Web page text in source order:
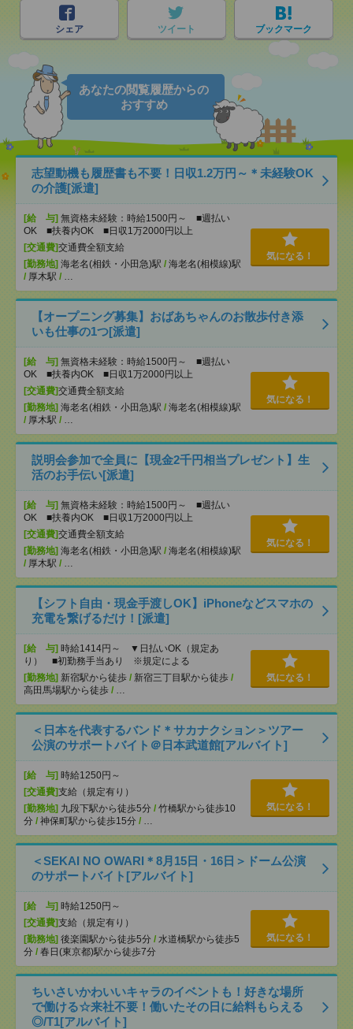
シェア ツイート ブックマーク
あなたの閲覧履歴からの
おすすめ
志望動機も履歴書も不要！日収1.2万円～＊未経験OK
の介護[派遣]
[給 与] 無資格未経験：時給1500円～ ■週払い
OK ■扶養内OK ■日収1万2000円以上
[交通費]交通費全額支給
[勤務地] 海老名(相鉄・小田急)駅 / 海老名(相模線)駅
/ 厚木駅 / …
気になる！
【オープニング募集】おばあちゃんのお散歩付き添
いも仕事の1つ[派遣]
[給 与] 無資格未経験：時給1500円～ ■週払い
OK ■扶養内OK ■日収1万2000円以上
[交通費]交通費全額支給
[勤務地] 海老名(相鉄・小田急)駅 / 海老名(相模線)駅
/ 厚木駅 / …
気になる！
説明会参加で全員に【現金2千円相当プレゼント】生
活のお手伝い[派遣]
[給 与] 無資格未経験：時給1500円～ ■週払い
OK ■扶養内OK ■日収1万2000円以上
[交通費]交通費全額支給
[勤務地] 海老名(相鉄・小田急)駅 / 海老名(相模線)駅
/ 厚木駅 / …
気になる！
【シフト自由・現金手渡しOK】iPhoneなどスマホの
充電を繋げるだけ！[派遣]
[給 与] 時給1414円～ ▼日払いOK（規定あ
り） ■初勤務手当あり ※規定による
[勤務地] 新宿駅から徒歩 / 新宿三丁目駅から徒歩 /
高田馬場駅から徒歩 / …
気になる！
＜日本を代表するバンド＊サカナクション＞ツアー
公演のサポートバイト＠日本武道館[アルバイト]
[給 与] 時給1250円～
[交通費]支給（規定有り）
[勤務地] 九段下駅から徒歩5分 / 竹橋駅から徒歩10
分 / 神保町駅から徒歩15分 / …
気になる！
＜SEKAI NO OWARI＊8月15日・16日＞ドーム公演
のサポートバイト[アルバイト]
[給 与] 時給1250円～
[交通費]支給（規定有り）
[勤務地] 後楽園駅から徒歩5分 / 水道橋駅から徒歩5
分 / 春日(東京都)駅から徒歩7分
気になる！
ちいさいかわいいキャラのイベントも！好きな場所
で働ける☆来社不要！働いたその日に給料もらえる
◎/T1[アルバイト]